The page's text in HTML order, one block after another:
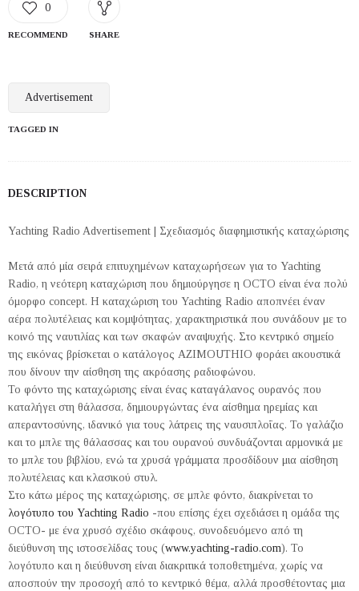
0
RECOMMEND SHARE
Advertisement
TAGGED IN
DESCRIPTION
Yachting Radio Advertisement | Σχεδιασμός διαφημιστικής καταχώρισης
Μετά από μία σειρά επιτυχημένων καταχωρήσεων για το Yachting
Radio, η νεότερη καταχώριση που δημιούργησε η OCTO είναι ένα πολύ
όμορφο concept. Η καταχώριση του Yachting Radio αποπνέει έναν
αέρα πολυτέλειας και κομψότητας, χαρακτηριστικά που συνάδουν με το
κοινό της ναυτιλίας και των σκαφών αναψυχής. Στο κεντρικό σημείο
της εικόνας βρίσκεται ο κατάλογος AZIMOUTHIO φοράει ακουστικά
που δίνουν την αίσθηση της ακρόασης ραδιοφώνου.
Το φόντο της καταχώρισης είναι ένας καταγάλανος ουρανός που
καταλήγει στη θάλασσα, δημιουργώντας ένα αίσθημα ηρεμίας και
απεραντοσύνης, ιδανικό για τους λάτρεις της ναυσιπλοΐας. Το γαλάζιο
και το μπλε της θάλασσας και του ουρανού συνδυάζονται αρμονικά με
το μπλε του βιβλίου, ενώ τα χρυσά γράμματα προσδίδουν μια αίσθηση
πολυτέλειας και κλασικού στυλ.
Στο κάτω μέρος της καταχώρισης, σε μπλε φόντο, διακρίνεται το
λογότυπο του Yachting Radio -που επίσης έχει σχεδιάσει η ομάδα της
OCTO- με ένα χρυσό σχέδιο σκάφους, συνοδευόμενο από τη
διεύθυνση της ιστοσελίδας τους (www.yachting-radio.com). Το
λογότυπο και η διεύθυνση είναι διακριτικά τοποθετημένα, χωρίς να
αποσπούν την προσοχή από το κεντρικό θέμα, αλλά προσθέτοντας μια